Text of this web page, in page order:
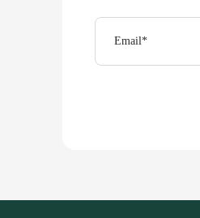
Email*